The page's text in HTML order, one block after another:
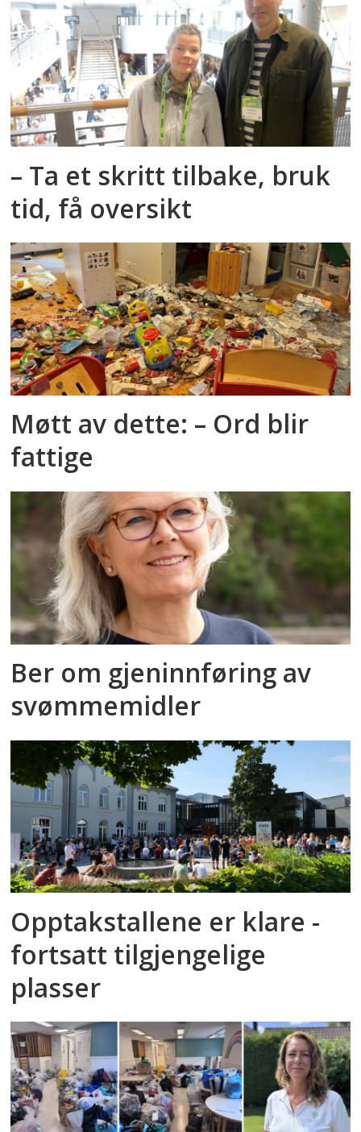
– Ta et skritt tilbake, bruk
tid, få oversikt
Møtt av dette: – Ord blir
fattige
Ber om gjeninnføring av
svømmemidler
Opptakstallene er klare -
fortsatt tilgjengelige
plasser